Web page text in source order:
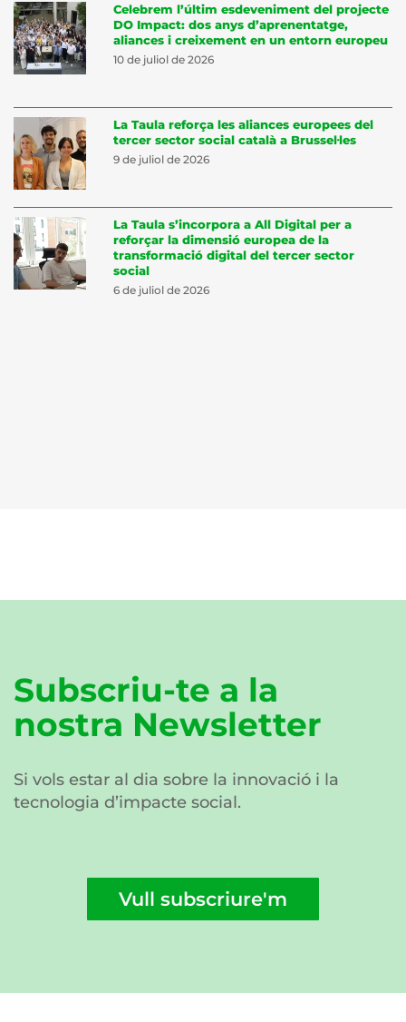
Celebrem l’últim esdeveniment del projecte
DO Impact: dos anys d’aprenentatge,
aliances i creixement en un entorn europeu
10 de juliol de 2026
La Taula reforça les aliances europees del
tercer sector social català a Brussel·les
9 de juliol de 2026
La Taula s’incorpora a All Digital per a
reforçar la dimensió europea de la
transformació digital del tercer sector
social
6 de juliol de 2026
Subscriu-te a la
nostra Newsletter
Si vols estar al dia sobre la innovació i la
tecnologia d’impacte social.
Vull subscriure'm